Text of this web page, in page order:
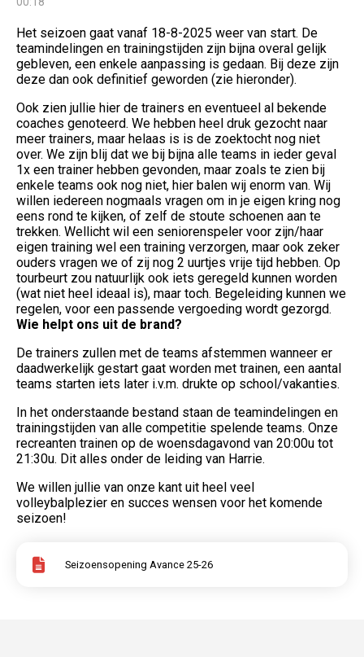
Het seizoen gaat vanaf 18-8-2025 weer van start. De
teamindelingen en trainingstijden zijn bijna overal gelijk
gebleven, een enkele aanpassing is gedaan. Bij deze zijn
deze dan ook definitief geworden (zie hieronder).
Ook zien jullie hier de trainers en eventueel al bekende
coaches genoteerd. We hebben heel druk gezocht naar
meer trainers, maar helaas is is de zoektocht nog niet
over. We zijn blij dat we bij bijna alle teams in ieder geval
1x een trainer hebben gevonden, maar zoals te zien bij
enkele teams ook nog niet, hier balen wij enorm van. Wij
willen iedereen nogmaals vragen om in je eigen kring nog
eens rond te kijken, of zelf de stoute schoenen aan te
trekken. Wellicht wil een seniorenspeler voor zijn/haar
eigen training wel een training verzorgen, maar ook zeker
ouders vragen we of zij nog 2 uurtjes vrije tijd hebben. Op
tourbeurt zou natuurlijk ook iets geregeld kunnen worden
(wat niet heel ideaal is), maar toch. Begeleiding kunnen we
regelen, voor een passende vergoeding wordt gezorgd.
Wie helpt ons uit de brand?
De trainers zullen met de teams afstemmen wanneer er
daadwerkelijk gestart gaat worden met trainen, een aantal
teams starten iets later i.v.m. drukte op school/vakanties.
In het onderstaande bestand staan de teamindelingen en
trainingstijden van alle competitie spelende teams. Onze
recreanten trainen op de woensdagavond van 20:00u tot
21:30u. Dit alles onder de leiding van Harrie.
We willen jullie van onze kant uit heel veel
volleybalplezier en succes wensen voor het komende
seizoen!
Seizoensopening Avance 25-26
(Opent een nieuwe pagina)